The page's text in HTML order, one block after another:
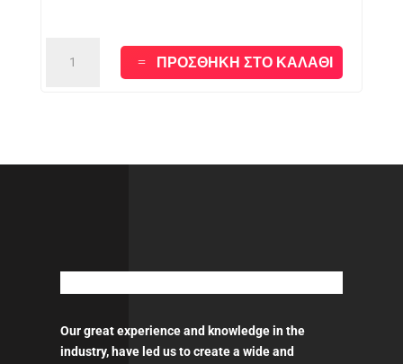
HARD
ΠΡΟΣΘΉΚΗ ΣΤΟ ΚΑΛΆΘΙ
Our great experience and knowledge in the
industry, have led us to create a wide and